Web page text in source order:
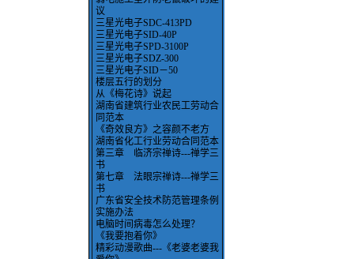
议
三星光电子SDC-413PD
三星光电子SID-40P
三星光电子SPD-3100P
三星光电子SDZ-300
三星光电子SID－50
楼层五行的划分
从《梅花诗》说起
湖南省建筑行业农民工劳动合
同范本
《奇效良方》之容颜不老方
湖南省化工行业劳动合同范本
第三章 临济宗禅诗---禅学三
书
第七章 法眼宗禅诗---禅学三
书
广东省安全技术防范管理条例
实施办法
电脑时间病毒怎么处理？
《我要抱着你》
精彩动漫歌曲---《老婆老婆我